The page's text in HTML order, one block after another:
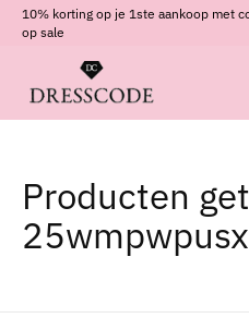
10% korting op je 1ste aankoop met
op sale
Producten